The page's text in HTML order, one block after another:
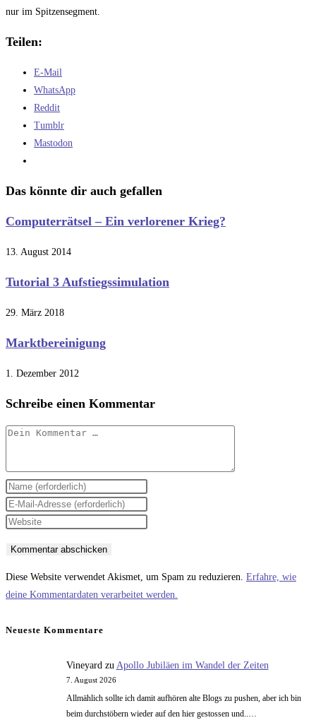
nur im Spitzensegment.
Teilen:
E-Mail
WhatsApp
Reddit
Tumblr
Mastodon
Das könnte dir auch gefallen
Computerrätsel – Ein verlorener Krieg?
13. August 2014
Tutorial 3 Aufstiegssimulation
29. März 2018
Marktbereinigung
1. Dezember 2012
Schreibe einen Kommentar
Kommentar
Gib
deinen
Namen
zum
Kommentieren
Gib
deine
Adresse
zum
ein
Gib
URL
ein
Diese Website verwendet Akismet, um Spam zu reduzieren. Erfahre, wie
deine Kommentardaten verarbeitet werden.
Neueste Kommentare
Vineyardzu Apollo Jubiläen im Wandel der Zeiten
7. August 2026
Allmählich sollte ich damit aufhören alte Blogs zu pushen, aber ich bin
beim durchstöbern wieder auf den hier gestossen und..…